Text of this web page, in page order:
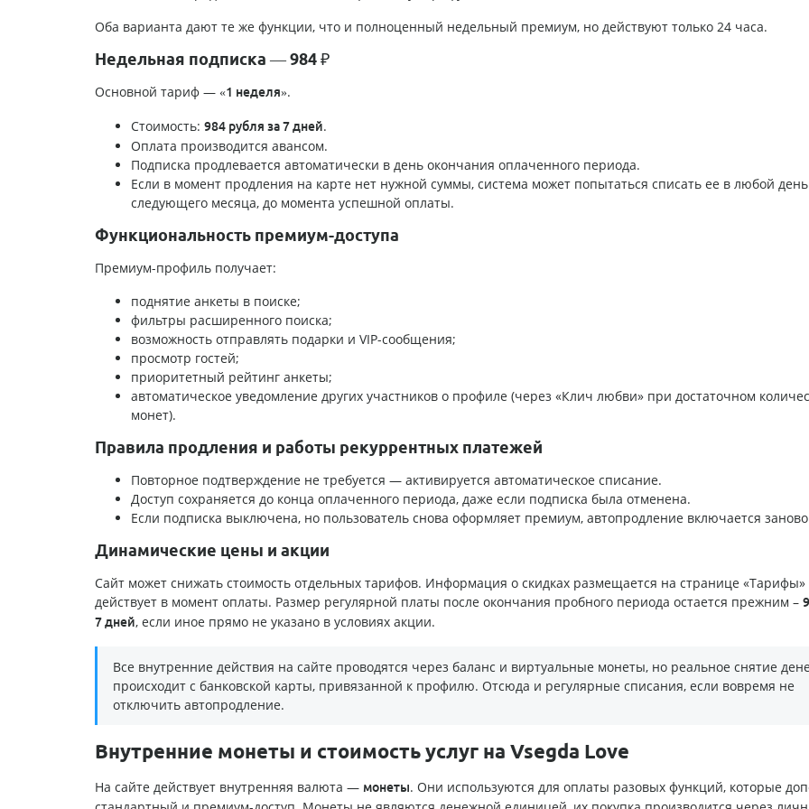
Оба варианта дают те же функции, что и полноценный недельный премиум, но действуют только 24 часа.
Недельная подписка — 984 ₽
Основной тариф — «1 неделя».
Стоимость: 984 рубля за 7 дней.
Оплата производится авансом.
Подписка продлевается автоматически в день окончания оплаченного периода.
Если в момент продления на карте нет нужной суммы, система может попытаться списать ее в любой день
следующего месяца, до момента успешной оплаты.
Функциональность премиум-доступа
Премиум-профиль получает:
поднятие анкеты в поиске;
фильтры расширенного поиска;
возможность отправлять подарки и VIP-сообщения;
просмотр гостей;
приоритетный рейтинг анкеты;
автоматическое уведомление других участников о профиле (через «Клич любви» при достаточном
монет).
Правила продления и работы рекуррентных платежей
Повторное подтверждение не требуется — активируется автоматическое списание.
Доступ сохраняется до конца оплаченного периода, даже если подписка была отменена.
Если подписка выключена, но пользователь снова оформляет премиум, автопродление включается
Динамические цены и акции
Сайт может снижать стоимость отдельных тарифов. Информация о скидках размещается на странице «Тарифы»
действует в момент оплаты. Размер регулярной платы после окончания пробного периода остается прежним –
7 дней, если иное прямо не указано в условиях акции.
Все внутренние действия на сайте проводятся через баланс и виртуальные монеты, но реальное снятие
происходит с банковской карты, привязанной к профилю. Отсюда и регулярные списания, если вовремя не
отключить автопродление.
Внутренние монеты и стоимость услуг на Vsegda Love
На сайте действует внутренняя валюта — монеты. Они используются для оплаты разовых функций, которые